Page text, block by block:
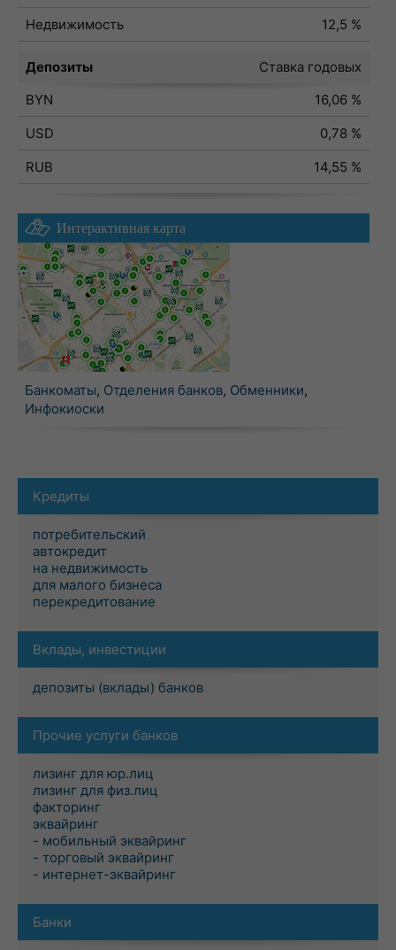
Недвижимость
12,5 %
Депозиты
Ставка годовых
BYN
16,06 %
USD
0,78 %
RUB
14,55 %
Интерактивная карта
Банкоматы, Отделения банков, Обменники,
Инфокиоски
Кредиты
потребительский
автокредит
на недвижимость
для малого бизнеса
перекредитование
Вклады, инвестиции
депозиты (вклады) банков
Прочие услуги банков
лизинг для юр.лиц
лизинг для физ.лиц
факторинг
эквайринг
- мобильный эквайринг
- торговый эквайринг
- интернет-эквайринг
Банки